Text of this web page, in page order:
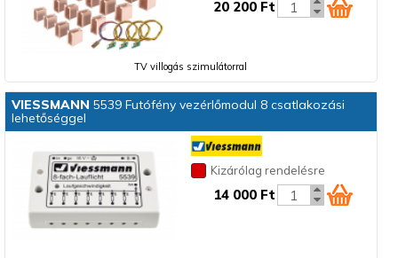
20 200 Ft
TV villogás szimulátorral
VIESSMANN 5539 Futófény vezérlőmodul 8 csatlakozási
lehetőséggel
Kizárólag rendelésre
14 000 Ft